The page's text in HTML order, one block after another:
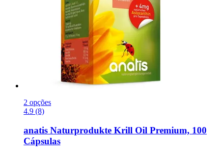
2 opções
4.9 (8)
anatis Naturprodukte Krill Oil Premium, 100
Cápsulas